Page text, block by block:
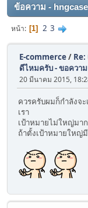
ข้อความ - hngcase
หน้า 1 2 3
E-commerce/
ดีไหมครับ - ขอควา
20 มีนาคม 2015,
ควรครับผมก็กำลังจ
เรา
เป้าหมายไม่ใหญ่มา
ถ้าตั้งเป้าหมายใหญ่